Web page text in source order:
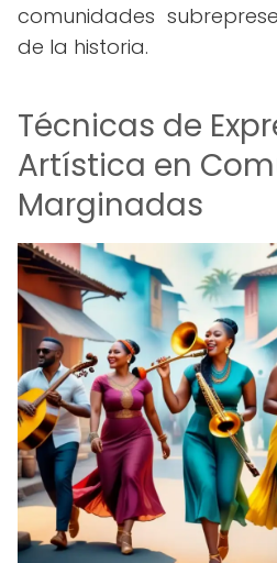
comunidades
de la historia.
Técnicas de
Artística en
Marginadas